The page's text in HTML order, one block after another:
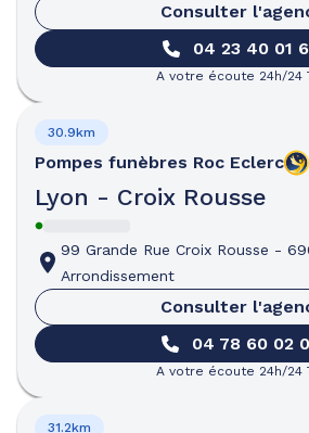
Consulter
04 23 40 01
A votre écoute 24h/24
Pompes funèbres Roc Eclerc
Lyon - Croix Rousse
30.9km
99 Grande Rue Croix Rousse -
Arrondissement
Consulter
04 78 60 02
A votre écoute 24h/24
31.2km